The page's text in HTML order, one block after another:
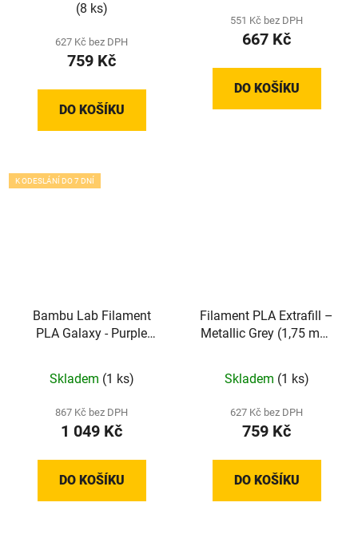
(8 ks)
627 Kč bez DPH
759 Kč
DO KOŠÍKU
551 Kč bez DPH
667 Kč
DO KOŠÍKU
K ODESLÁNÍ DO 7 DNÍ
Bambu Lab Filament
PLA Galaxy - Purple
Skladem (1 ks)
867 Kč bez DPH
1 049 Kč
DO KOŠÍKU
Filament PLA Extrafill –
Metallic Grey (1,75 mm;
Skladem (1 ks)
627 Kč bez DPH
759 Kč
DO KOŠÍKU